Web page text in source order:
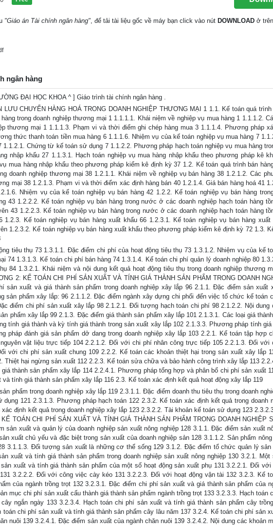
"Giáo án Tài chính ngân hàng", để tải tài liệu gốc về máy bạn click vào nút DOWNLOAD ở trên
ngân hàng
ĐẠI HỌC KHOA ^ ] Giáo trình tài chính ngân hàng .
LƯU CHUYỂN HÀNG HOÁ TRONG DOANH NGHIỆP THƯƠNG MẠI 1 1.1. Kế toán quá trình
trong doanh nghiệp thương mại 1 1.1.1.1. Khái niệm về nghiệp vụ mua hàng 1 1.1.1.2.
thương mại 1 1.1.1.3. Phạm vi và thời điểm ghi chép hàng mua 3 1.1.1.4. Phương pháp
thức thanh toán tiền mua hàng 6 1.1.1.6. Nhiệm vụ của kế toán nghiệp vụ mua hàng 7
1.1.2.1. Chứng từ kế toán sử dụng 7 1.1.2.2. Phương pháp hạch toán nghiệp vụ mua hàng
nhập khẩu 27 1.1.3.1. Hạch toán nghiệp vụ mua hàng nhập khẩu theo phương pháp kê
mua hàng nhập khẩu theo phương pháp kiểm kê định kỳ 37 1.2. Kế toán quá trình bán
doanh nghiệp thương mại 38 1.2.1.1. Khái niệm về nghiệp vụ bán hàng 38 1.2.1.2. Các
mại 38 1.2.1.3. Phạm vi và thời điểm xác định hàng bán 40 1.2.1.4. Giá bán hàng hoá 41
Nhiệm vụ của kế toán nghiệp vụ bán hàng 42 1.2.2. Kế toán nghiệp vụ bán hàng
43 1.2.2.2. Kế toán nghiệp vụ bán hàng trong nước ở các doanh nghiệp hạch toán hàng
43 1.2.2.3. Kế toán nghiệp vụ bán hàng trong nước ở các doanh nghiệp hạch toán hàng
Kế toán nghiệp vụ bán hàng xuất khẩu 66 1.2.3.1. Kế toán nghiệp vụ bán hàng xuất
1.2.3.2. Kế toán nghiệp vụ bán hàng xuất khẩu theo phương pháp kiểm kê định kỳ 72 1.3.
tiêu thụ 73 1.3.1.1. Đặc điểm chi phí của hoạt động tiêu thụ 73 1.3.1.2. Nhiệm vụ của kế
74 1.3.1.3. Kế toán chi phí bán hàng 74 1.3.1.4. Kế toán chi phí quản lý doanh nghiệp 80
84 1.3.2.1. Khái niệm và nội dung kết quả hoạt động tiêu thụ trong doanh nghiệp thương
2: KẾ TOÁN CHI PHÍ SẢN XUẤT VÀ TÍNH GIÁ THÀNH SẢN PHẨM TRONG DOANH
sản xuất và giá thành sản phẩm trong doanh nghiệp xây lắp 96 2.1.1. Đặc điểm sản xuất
sản phẩm xây lắp: 96 2.1.1.2. Đặc điểm ngành xây dựng chi phối đến việc tổ chức kế toán
điểm chi phí sản xuất xây lắp 98 2.1.2.1. Đối tượng hạch toán chi phí 98 2.1.2.2. Nội dung
phẩm xây lắp 99 2.1.3. Đặc điểm giá thành sản phẩm xây lắp 101 2.1.3.1. Các loại giá
tính giá thành và kỳ tính giá thành trong sản xuất xây lắp 102 2.1.3.3. Phương pháp tính giá
pháp đánh giá sản phẩm dở dang trong doanh nghiệp xây lắp 103 2.2.1. Kế toán tập hợp
vật liệu trực tiếp 104 2.2.1.2. Đối với chi phí nhân công trực tiếp 105 2.2.1.3. Đối với
với chi phí sản xuất chung 109 2.2.2. Kế toán các khoản thiệt hại trong sản xuất xây lắp
Thiệt hại ngừng sản xuất 112 2.2.3. Kế toán sửa chữa và bảo hành công trình xây lắp 113
thành sản phẩm xây lắp 114 2.2.4.1. Phương pháp tổng hợp và phân bổ chi phí sản xuất
tính giá thành sản phẩm xây lắp 116 2.3. Kế toán xác định kết quả hoạt động xây lắp 119
phẩm trong doanh nghiệp xây lắp 119 2.3.1.1. Đặc điểm doanh thu tiêu thụ trong doanh
dụng 121 2.3.1.3. Phương pháp hạch toán 122 2.3.2. Kế toán xác định kết quả trong doanh
định kết quả trong doanh nghiệp xây lắp 123 2.3.2.2. Tài khoản kế toán sử dụng 123
TOÁN CHI PHÍ SẢN XUẤT VÀ TÍNH GIÁ THÀNH SẢN PHẨM TRONG DOANH NGHIỆP
sản xuất và quản lý của doanh nghiệp sản xuất nông nghiệp 128 3.1.1. Đặc điểm sản xuất
xuất chủ yếu và đặc biệt trong sản xuất của doanh nghiệp sản 128 3.1.1.2. Sản phẩm
3.1.1.3. Đối tượng sản xuất là những cơ thể sống 129 3.1.2. Đặc điểm tổ chức quản lý sản
xuất và tính giá thành sản phẩm trong doanh nghiệp sản xuất nông nghiệp 130 3.2.1. Một
xuất và tính giá thành sản phẩm của một số hoạt động sản xuất phụ 131 3.2.2.1. Đối với
3.2.2.2. Đối với công việc cày kéo 131 3.2.2.3. Đối với hoạt động vận tài 132 3.2.3. Kế
của ngành trồng trọt 132 3.2.3.1. Đặc điểm chi phí sản xuất và giá thành sản phẩm của
mục chi phí sản xuất cấu thành giá thành sản phẩm ngành trồng trọt 133 3.2.3.3. Hạch toán
ngắn ngày 133 3.2.3.4. Hạch toán chi phí sản xuất và tính giá thành sản phẩm cây
toán chi phí sản xuất và tính giá thành sản phẩm cây lâu năm 137 3.2.4. Kế toán chi phí sản
nuôi 139 3.2.4.1. Đặc điểm sản xuất của ngành chăn nuôi 139 3.2.4.2. Nội dung các khoản